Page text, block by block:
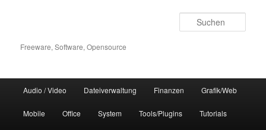
Freeware, Software, Opensource
Audio / Video Dateiverwaltung Finanzen Grafik/Web
Mobile Office System Tools/Plugins Tutorials